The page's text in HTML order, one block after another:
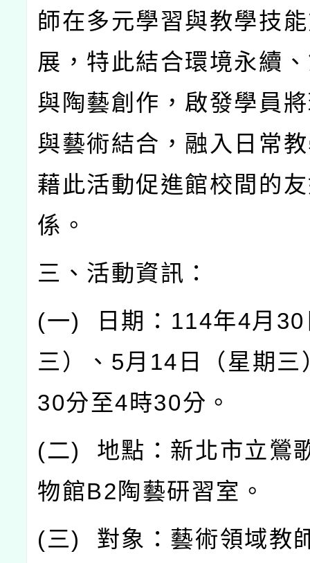
師在多元學習與教學技
展，特此結合環境永續
與陶藝創作，啟發學員
與藝術結合，融入日常
藉此活動促進館校間的
係。
三、活動資訊：
(一) 日期： 114年4月 30
三）、 5月 14 日（星期三
30分至4時30分。
(二) 地點：新北市立鶯
物館B2陶藝研習室。
(三) 對象：藝術領域教